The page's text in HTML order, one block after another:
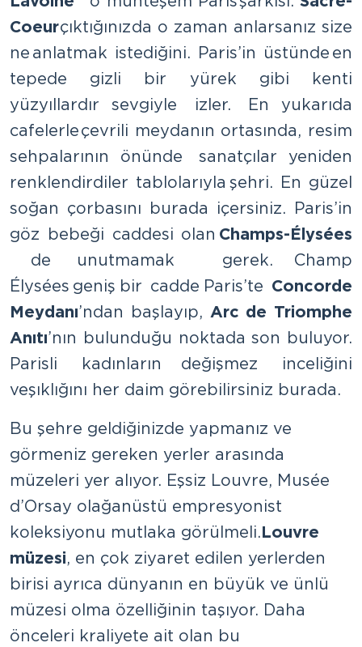
Coeurçıktığınız da o zaman anlarsanız size
ne anlatmak istediğini. Paris’in üstünde en
tepede gizli bir yürek gibi kenti
yüzyıllardır sevgiyle izler. En yukarıda
cafelerle çevrili meydanın ortasında, resim
sehpalarının önünde sanatçılar yeniden
renklendirdiler tablolarıyla şehri. En güzel
soğan çorbasını burada içersiniz. Paris’in
göz bebeği caddesi olan Champs-Élysées
de unutmamak gerek. Champ
Élysées geniş bir cadde Paris’te Concorde
Meydanı’ndan başlayıp, Arc de Triomphe
Anıtı’nın bulunduğu noktada son buluyor.
Parisli kadınların değişmez inceliğini
ve şıklığını her daim görebilirsiniz burada.
Bu şehre geldiğinizde yapmanız ve
görmeniz gereken yerler arasında
müzeleri yer alıyor. Eşsiz Louvre, Musée
d’Orsay olağanüstü empresyonist
koleksiyonu mutlaka görülmeli.Louvre
müzesi, en çok ziyaret edilen yerlerden
birisi ayrıca dünyanın en büyük ve ünlü
müzesi olma özelliğinin taşıyor. Daha
önceleri kraliyete ait olan bu